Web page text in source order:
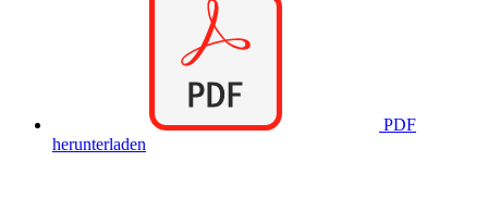
PDF
herunterladen